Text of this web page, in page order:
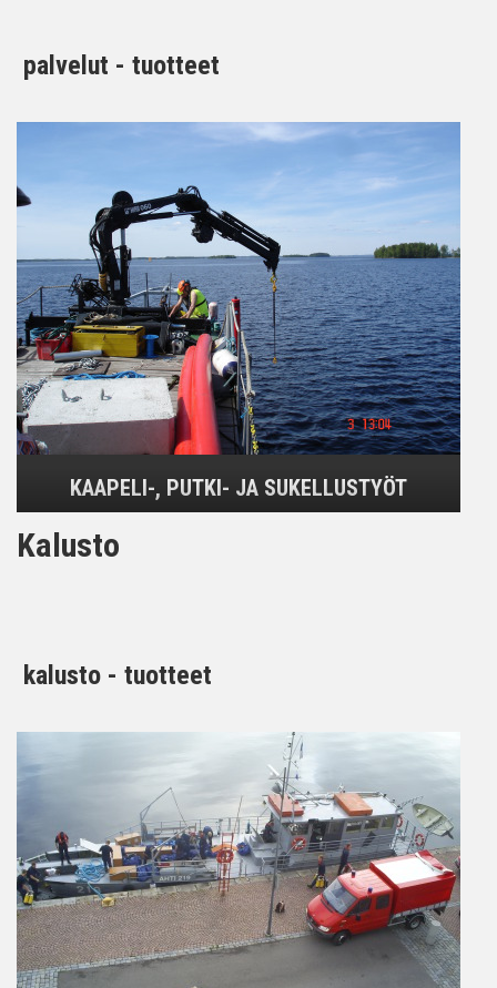
palvelut - tuotteet
KAAPELI-, PUTKI- JA SUKELLUSTYÖT
Kalusto
kalusto - tuotteet